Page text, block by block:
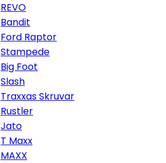
REVO
Bandit
Ford Raptor
Stampede
Big Foot
Slash
Traxxas Skruvar
Rustler
Jato
T Maxx
MAXX